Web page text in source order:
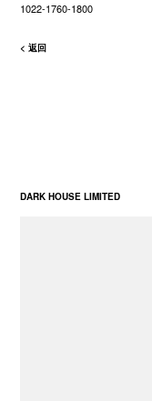
1022-1760-1800
< 返回
DARK HOUSE LIMITED